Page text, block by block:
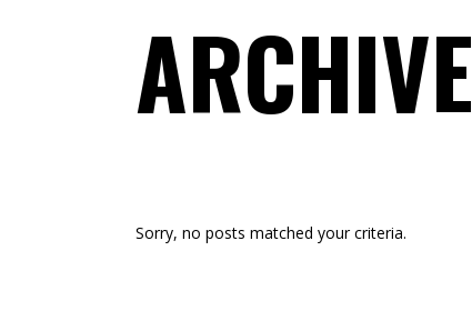
ARCHIVE
Sorry, no posts matched your criteria.